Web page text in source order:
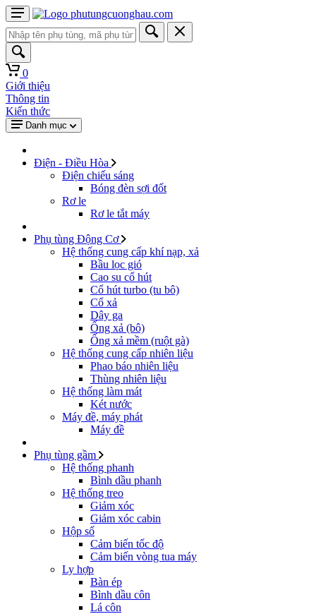
0
Giới thiệu
Thông tin
Kiến thức
Danh mục
Điện - Điều Hòa
Điện chiếu sáng
Bóng đèn sợi đốt
Rơ le
Rơ le tắt máy
Phụ tùng Động Cơ
Hệ thống cung cấp khí nạp, xả
Bầu lọc gió
Cao su cổ hút
Cổ hút turbo (tu bô)
Cổ xả
Dây ga
Ống xả (bô)
Ống xả mềm (ruột gà)
Hệ thống cung cấp nhiên liệu
Phao báo nhiên liệu
Thùng nhiên liệu
Hệ thống làm mát
Két nước
Máy đề, máy phát
Máy đề
Phụ tùng gầm
Hệ thống phanh
Bình dầu phanh
Hệ thống treo
Giảm xóc
Giảm xóc cabin
Hộp số
Cảm biến tốc độ
Cảm biến vòng tua máy
Ly hợp
Bàn ép
Bình dầu côn
Lá côn